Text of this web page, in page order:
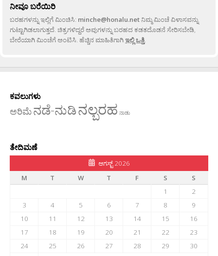
ನೀವೂ ಬರೆಯಿರಿ
ಬರಹಗಳನ್ನು ಇಲ್ಲಿಗೆ ಮಿಂಚಿಸಿ: minche@honalu.netನಿಮ್ಮ ಮಿಂಚೆ ವಿಳಾಸವನ್ನು
ಗುಟ್ಟಾಗಿಡಲಾಗುತ್ತದೆ. ಚಿತ್ರಗಳಿದ್ದರೆ ಅವುಗಳನ್ನು ಬರಹದ ಕಡತದೊಡನೆ ಸೇರಿಸಬೇಡಿ,
ಬೇರೆಯಾಗಿ ಮಿಂಚೆಗೆ ಅಂಟಿಸಿ. ಹೆಚ್ಚಿನ ಮಾಹಿತಿಗಾಗಿಇಲ್ಲಿ ಒತ್ತಿ.
ಕವಲುಗಳು
ಅರಿಮೆನಡೆ-ನುಡಿನಲ್ಬರಹ ನಾಡು
ತೇದಿಮಣೆ
ಆಗಸ್ಟ್ 2026
M
T W T F S
S
1
2
3
4 5 6 7 8
9
10
11 12 13 14 15
16
17
18 19 20 21 22
23
24
25 26 27 28 29
30